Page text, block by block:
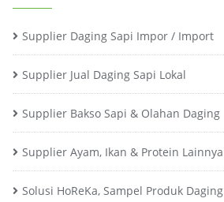
Supplier Daging Sapi Impor / Import
Supplier Jual Daging Sapi Lokal
Supplier Bakso Sapi & Olahan Daging
Supplier Ayam, Ikan & Protein Lainnya
Solusi HoReKa, Sampel Produk Daging